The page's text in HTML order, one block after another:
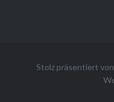
Stolz präsentiert